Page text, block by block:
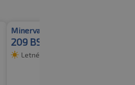
Minerva
209 BSW
Letné pneumatiky